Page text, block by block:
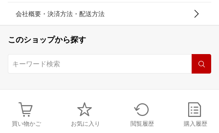
会社概要・決済方法・配送方法
このショップから探す
買い物かご お気に入り 閲覧履歴 購入履歴